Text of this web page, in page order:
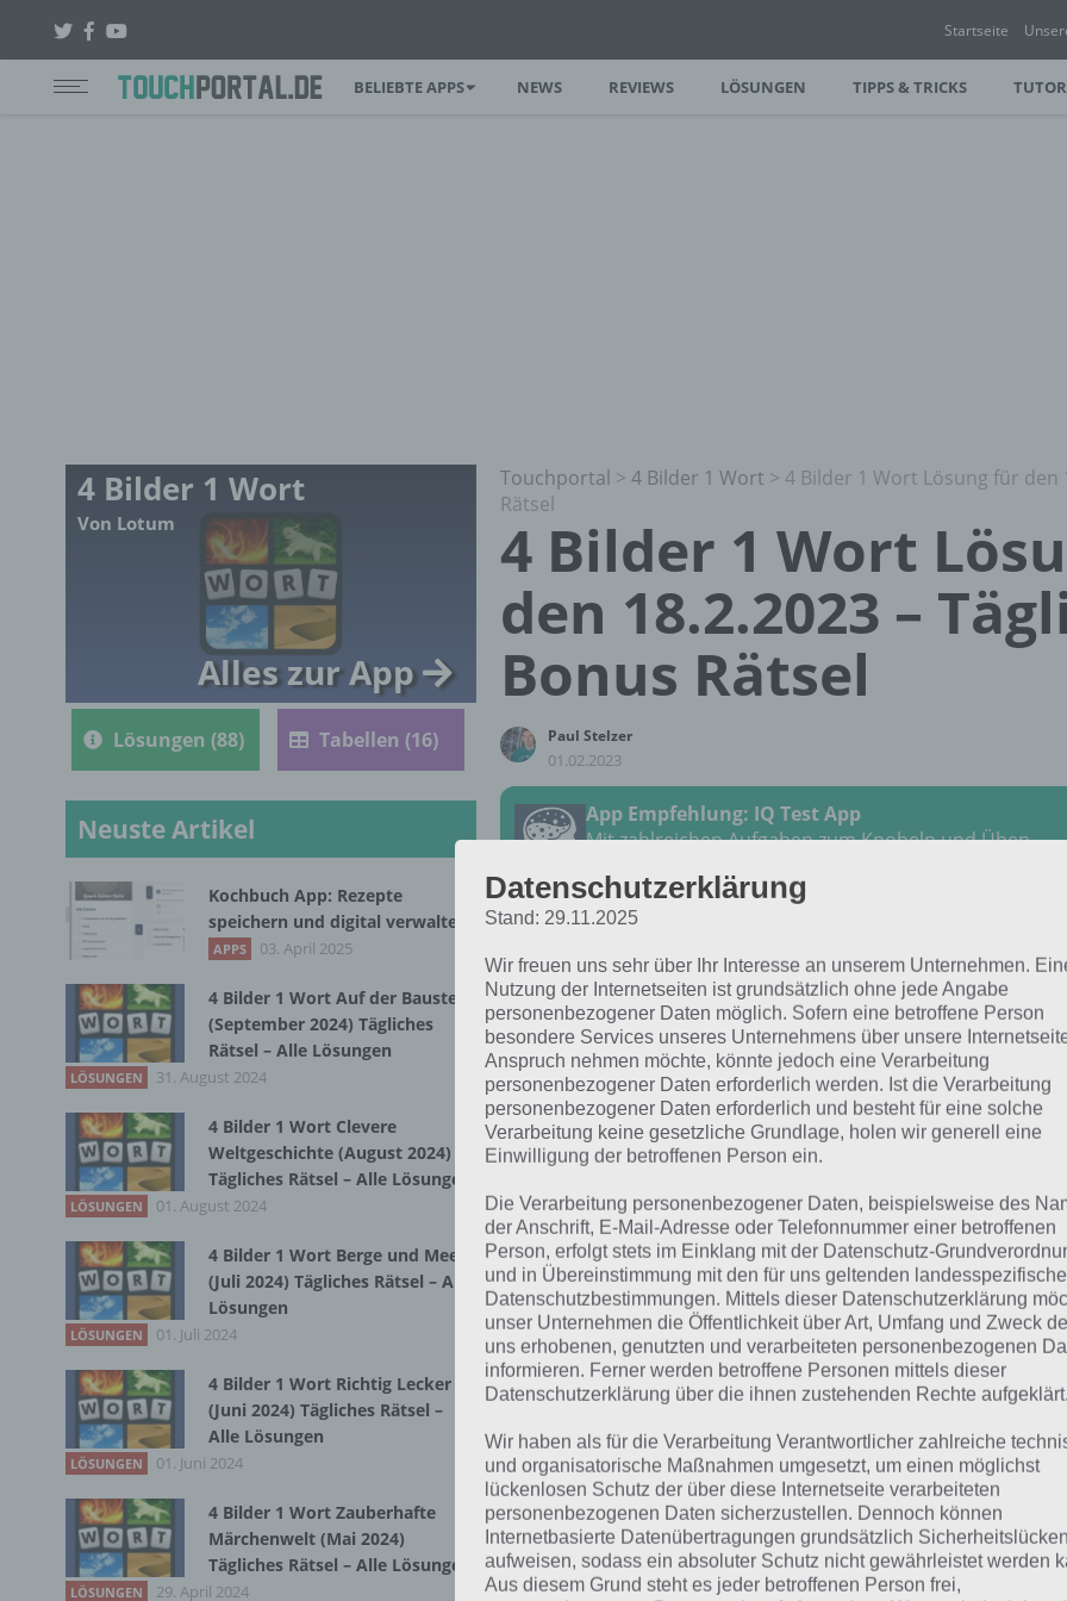
Startseite
BELIEBTE APPS NEWS REVIEWS LÖSUNGEN TIPPS & TRICKS
Touchportal > 4 Bilder 1 Wort > 4 Bilder 1 Wort Lösung für den
Rätsel
4 Bilder 1 Wort
den 18.2.2023 –
Bonus Rätsel
Paul Stelzer
01.02.2023
App Empfehlung: IQ Test App
Mit zahlreichen Aufgaben zum Knobeln und Üben
Rätsel vom 18.2.2023
im Februar 2023 in 4 Bilder 1 Wort. Wenn du dort aktuell
für dich:
HÄNDE
Bei dieser Lösung handelt es sich um das tägliche Bonus
wir noch die Links beispielsweise zum täglichen Rätsel und
Tägliches Rätsel:Zur Lösung vom 18.2.2023
Rätsel aus dem Jahr 2022:Schau mal, was vor einem Jahr,
Lösung gesucht war
Zur Übersicht:4 Bilder 1 Wort Lösungen zu Liebe und
4 Bilder 1 Wort
Von Lotum
Alles zur App
Lösungen (88) Tabellen (16)
Neuste Artikel
Kochbuch App: Rezepte
speichern und digital verwalten
APPS 03. April 2025
4 Bilder 1 Wort Auf der Baustelle
(September 2024) Tägliches
Rätsel – Alle Lösungen
LÖSUNGEN 31. August 2024
4 Bilder 1 Wort Clevere
Weltgeschichte (August 2024)
Tägliches Rätsel – Alle Lösungen
LÖSUNGEN 01. August 2024
4 Bilder 1 Wort Berge und Meer
(Juli 2024) Tägliches Rätsel – Alle
Lösungen
LÖSUNGEN 01. Juli 2024
4 Bilder 1 Wort Richtig Lecker
(Juni 2024) Tägliches Rätsel –
Alle Lösungen
LÖSUNGEN 01. Juni 2024
4 Bilder 1 Wort Zauberhafte
Märchenwelt (Mai 2024)
Tägliches Rätsel – Alle Lösungen
LÖSUNGEN 29. April 2024
Datenschutzerklärung
Stand: 29.11.2025
Wir freuen uns sehr über Ihr Interesse an unserem Unternehmen.
Nutzung der Internetseiten ist grundsätzlich ohne jede Angabe
personenbezogener Daten möglich. Sofern eine betroffene Person
besondere Services unseres Unternehmens über unsere
Anspruch nehmen möchte, könnte jedoch eine Verarbeitung
personenbezogener Daten erforderlich werden. Ist die Verarbeitung
personenbezogener Daten erforderlich und besteht für eine solche
Verarbeitung keine gesetzliche Grundlage, holen wir generell eine
Einwilligung der betroffenen Person ein.
Die Verarbeitung personenbezogener Daten, beispielsweise des
der Anschrift, E-Mail-Adresse oder Telefonnummer einer betroffenen
Person, erfolgt stets im Einklang mit der Datenschutz-
und in Übereinstimmung mit den für uns geltenden
Datenschutzbestimmungen. Mittels dieser Datenschutzerklärung
unser Unternehmen die Öffentlichkeit über Art, Umfang und Zweck
uns erhobenen, genutzten und verarbeiteten personenbezogenen
informieren. Ferner werden betroffene Personen mittels dieser
Datenschutzerklärung über die ihnen zustehenden Rechte aufgeklärt.
Wir haben als für die Verarbeitung Verantwortlicher zahlreiche
und organisatorische Maßnahmen umgesetzt, um einen möglichst
lückenlosen Schutz der über diese Internetseite verarbeiteten
personenbezogenen Daten sicherzustellen. Dennoch können
Internetbasierte Datenübertragungen grundsätzlich Sicherheitslücken
aufweisen, sodass ein absoluter Schutz nicht gewährleistet werden
Aus diesem Grund steht es jeder betroffenen Person frei,